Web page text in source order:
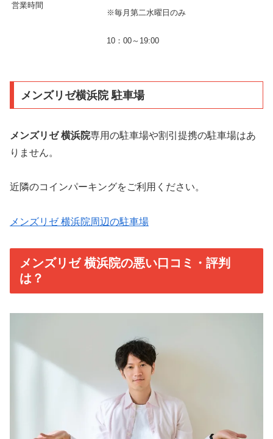
営業時間
※毎月第二水曜日のみ
10：00～19:00
メンズリゼ横浜院 駐車場
メンズリゼ 横浜院専用の駐車場や割引提携の駐車場はあ
りません。
近隣のコインパーキングをご利用ください。
メンズリゼ 横浜院周辺の駐車場
メンズリゼ 横浜院の悪い口コミ・評判
は？